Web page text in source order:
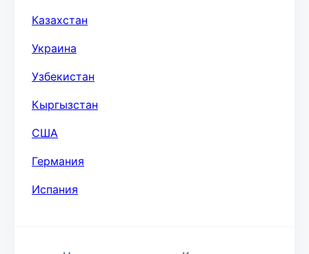
Казахстан
Украина
Узбекистан
Кыргызстан
США
Германия
Испания